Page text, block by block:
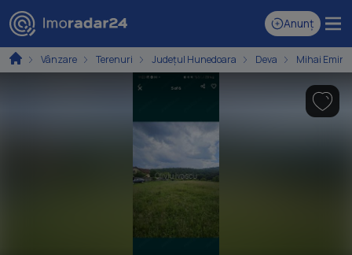
Anunț
Vânzare Terenuri Județul Hunedoara Deva Mihai